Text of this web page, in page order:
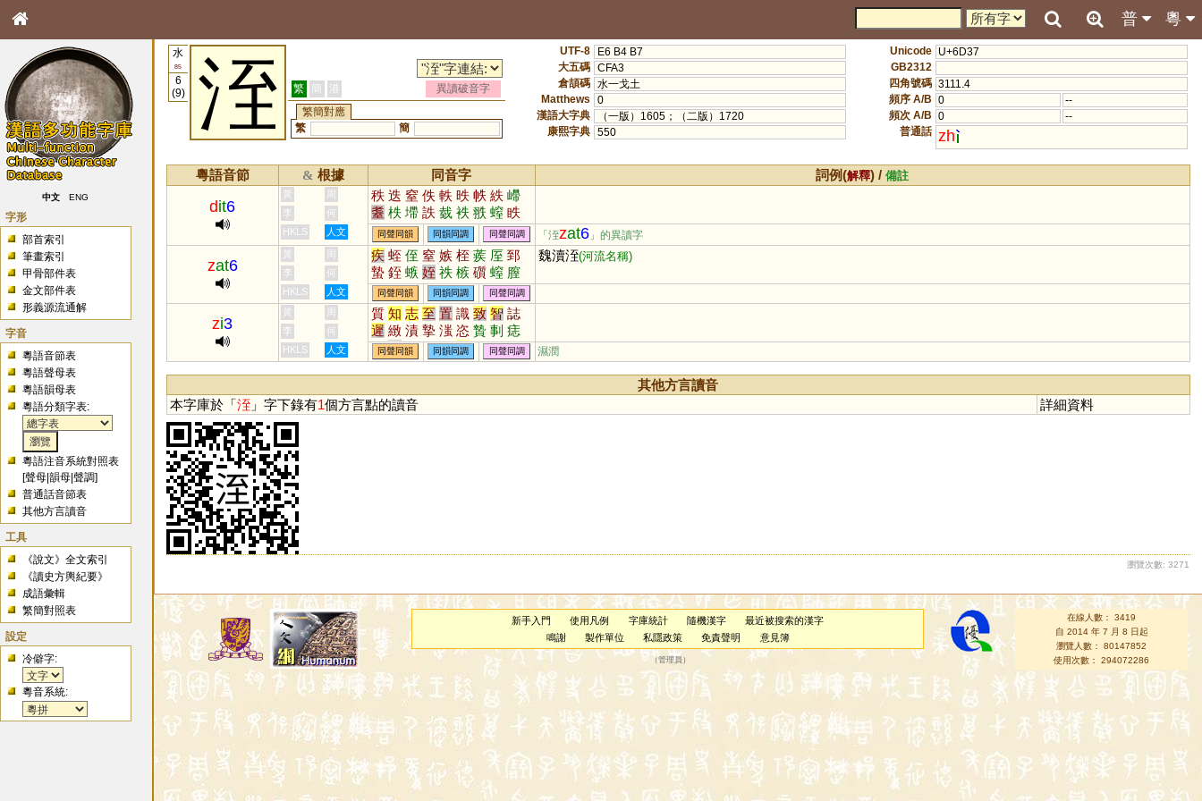
粵
普
中文 ENG
字形
部首索引
筆畫索引
甲骨部件表
金文部件表
形義源流通解
字音
粵語音節表
粵語聲母表
粵語韻母表
粵語分類字表:
粵語注音系統對照表
[聲母 |韻母 |聲調]
普通話音節表
其他方言讀音
工具
《說文》全文索引
《讀史方輿紀要》
成語彙輯
繁簡對照表
設定
冷僻字:
粵音系統:
水
85
6
(9)
洷 繁 簡 港
異讀破音字
繁簡對應
繁
簡
UTF-8
E6 B4 B7
大五碼 CFA3
倉頡碼 水一戈土
Matthews
0
漢語大字典
（一版）1605；（二版）1720
康熙字典 550
Unicode U+6D37
GB2312
四角號碼 3111.4
頻序 A/B 0
--
頻次 A/B 0
--
普通話 zh
粵語音節 & 根據 同音字 詞例(解釋) /備註
dit6
黃 周 秩 迭 窒 佚 軼 昳 帙 紩 嵽
耋 柣 墆 詄 臷 袟 翐 螲 眣
瓞 苵 峌 垤 咥 胅 絰 镻
李
何
HKLS
人文 同聲同韻 同韻同調 同聲同調 「洷zat6 」的異讀字
zat6
黃 周 疾 蛭 侄 窒 嫉 桎 蒺 厔 郅
蟄 銍 螏 姪 祑 槉 礩 螲 膣
庢 挃 秷
魏瀆洷(河流名稱)
李
何
HKLS
人文 同聲同韻 同韻同調 同聲同調
zi3
黃 周 質 知 志 至 置 識 致 智 誌
遲 緻 漬 摯 滍 恣 贄 剚 痣
胔 兕 鷙 躓 忮 疐 觶 輊 懫
懥 駤 鋕 礩 寘 騺 胾 倳 潪
李
何
HKLS
人文 同聲同韻 同韻同調 同聲同調 濕潤
其他方言讀音
本字庫於「 洷」字下錄有1個方言點的讀音 詳細資料
瀏覽次數: 3271
新手入門 使用凡例 字庫統計 隨機漢字
最近被搜索的漢字
鳴謝
製作單位 私隱政策 免責聲明 意見簿
（管理員 ）
在線人數： 3419
自 2014 年 7 月 8 日起
瀏覽人數： 80147852
使用次數： 294072286